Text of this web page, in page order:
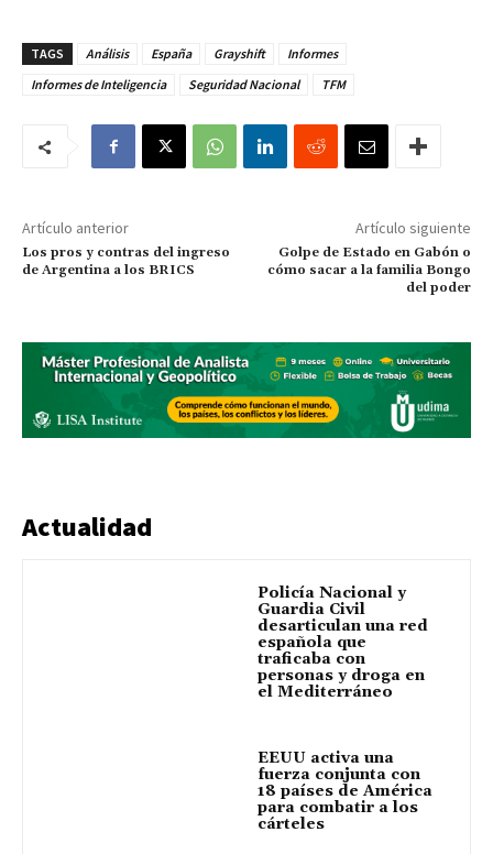
TAGS Análisis España Grayshift
Informes
Informes de Inteligencia
Seguridad Nacional TFM
Artículo anterior
Los pros y contras del ingreso
de Argentina a los BRICS
Artículo siguiente
Golpe de Estado en Gabón o
cómo sacar a la familia Bongo
del poder
Actualidad
Policía Nacional y
Guardia Civil
desarticulan una red
española que
traficaba con
personas y droga en
el Mediterráneo
EEUU activa una
fuerza conjunta con
18 países de América
para combatir a los
cárteles